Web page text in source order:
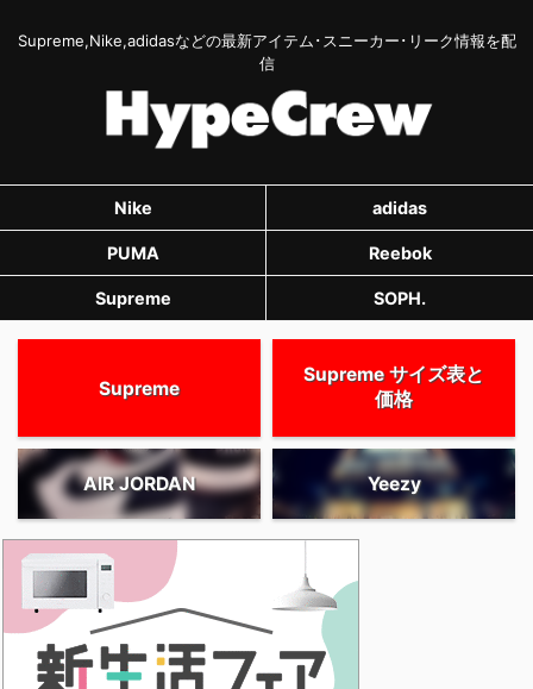
Supreme,Nike,adidasなどの最新アイテム･スニーカー･リーク情報を配
信
Nike adidas
PUMA Reebok
Supreme SOPH.
Supreme
Supreme サイズ表と
価格
AIR JORDAN Yeezy